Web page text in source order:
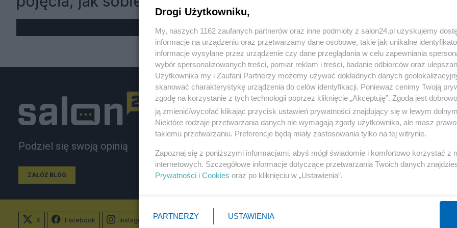
« WRÓĆ DO NOTKI
Podziel się swoją opinią
ZAŁÓŻ BLOG
Polityka
Rosja
PiS
Prezydent
NATO
Gospodarka
Biznes
Pieniądze
Inwestycje
Podatki
X Facebook Instagram
Drogi Użytkowniku,
My, naszych 1162 zaufanych partnerów oraz inne podmioty z salon24.pl uzyskujemy
informacje na urządzeniu oraz przetwarzamy dane osobowe, takie jak unikalne
informacje wysyłane przez urządzenie czy dane przeglądania w celu zapewniania
wybór spersonalizowanych treści, pomiar reklam i treści, badanie odbiorców oraz
Użytkownika my i Zaufani Partnerzy możemy używać dokładnych danych
skanować charakterystykę urządzenia do celów identyfikacji. Ponieważ cenimy Twoją
zgodę na korzystanie z tych technologii poprzez kliknięcie „Akceptuję”. Zgoda jest
ją zmienić/wycofać klikając przycisk ustawień prywatności znajdujący się w lewym
Niektóre rodzaje przetwarzania danych nie wymagają zgody użytkownika, ale masz
takiemu przetwarzaniu. Preferencje będą miały zastosowania tylko na tej witrynie.
Zapoznaj się z poniższymi informacjami, abyś mógł świadomie i komfortowo korzystać z
internetowych. Szczegółowe informacje dotyczące przetwarzania Twoich danych
Prywatności i Cookies oraz po kliknięciu w „Ustawienia”.
PARTNERZY USTAWIENIA